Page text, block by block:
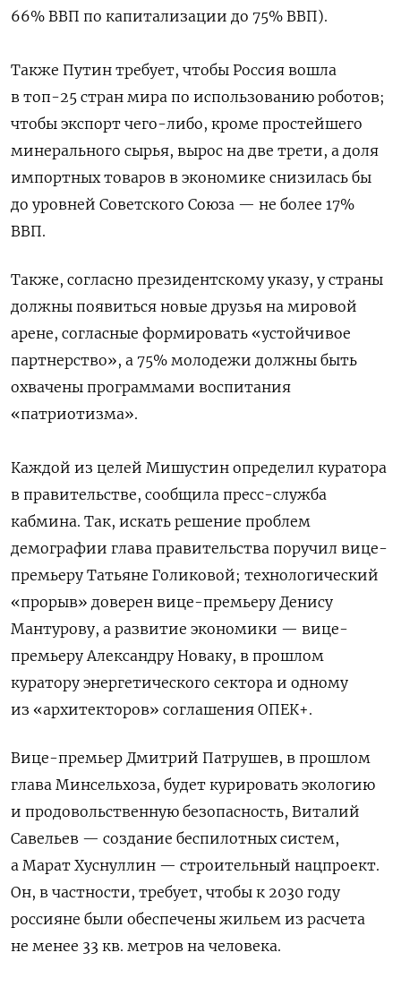
66% ВВП по капитализации до 75% ВВП).
Также Путин требует, чтобы Россия вошла
в топ-25 стран мира по использованию роботов;
чтобы экспорт чего-либо, кроме простейшего
минерального сырья, вырос на две трети, а доля
импортных товаров в экономике снизилась бы
до уровней Советского Союза — не более 17%
ВВП.
Также, согласно президентскому указу, у страны
должны появиться новые друзья на мировой
арене, согласные формировать «устойчивое
партнерство», а 75% молодежи должны быть
охвачены программами воспитания
«патриотизма».
Каждой из целей Мишустин определил куратора
в правительстве, сообщила пресс-служба
кабмина. Так, искать решение проблем
демографии глава правительства поручил вице-
премьеру Татьяне Голиковой; технологический
«прорыв» доверен вице-премьеру Денису
Мантурову, а развитие экономики — вице-
премьеру Александру Новаку, в прошлом
куратору энергетического сектора и одному
из «архитекторов» соглашения ОПЕК+.
Вице-премьер Дмитрий Патрушев, в прошлом
глава Минсельхоза, будет курировать экологию
и продовольственную безопасность, Виталий
Савельев — создание беспилотных систем,
а Марат Хуснуллин — строительный нацпроект.
Он, в частности, требует, чтобы к 2030 году
россияне были обеспечены жильем из расчета
не менее 33 кв. метров на человека.